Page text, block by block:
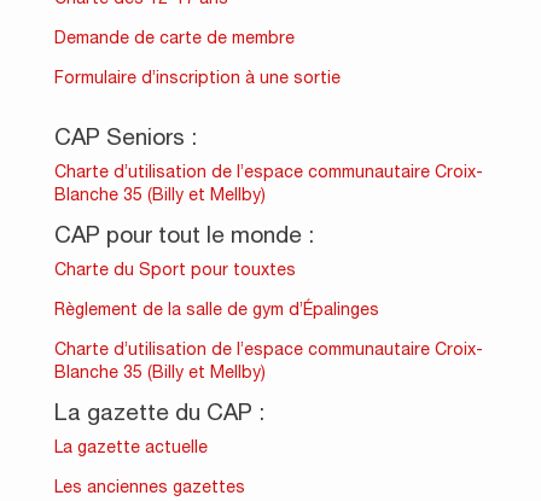
Demande de carte de membre
Formulaire d’inscription à une sortie
CAP Seniors :
Charte d’utilisation de l’espace communautaire Croix-
Blanche 35 (Billy et Mellby)
CAP pour tout le monde :
Charte du Sport pour touxtes
Règlement de la salle de gym d’Épalinges
Charte d’utilisation de l’espace communautaire Croix-
Blanche 35 (Billy et Mellby)
La gazette du CAP :
La gazette actuelle
Les anciennes gazettes